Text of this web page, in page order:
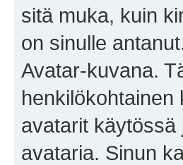
sitä muka, kuin
on sinulle
Avatar-kuvana.
avatarit
avataria. Sinun